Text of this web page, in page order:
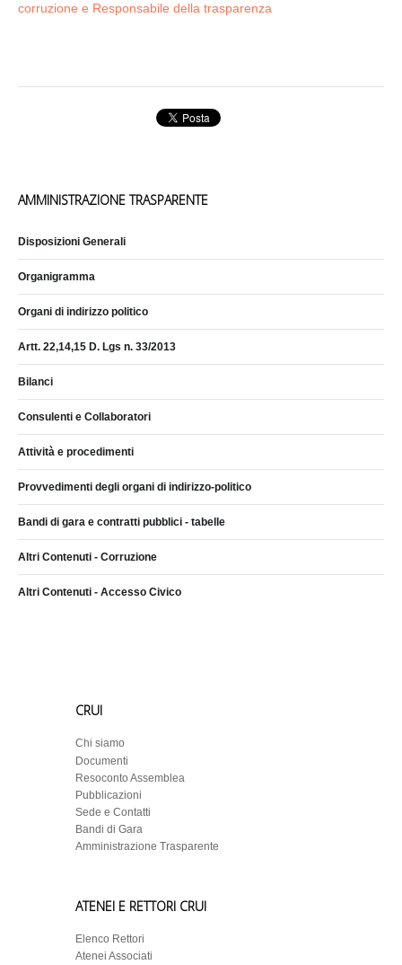
corruzione e Responsabile della trasparenza
AMMINISTRAZIONE TRASPARENTE
Disposizioni Generali
Organigramma
Organi di indirizzo politico
Artt. 22,14,15 D. Lgs n. 33/2013
Bilanci
Consulenti e Collaboratori
Attività e procedimenti
Provvedimenti degli organi di indirizzo-politico
Bandi di gara e contratti pubblici - tabelle
Altri Contenuti - Corruzione
Altri Contenuti - Accesso Civico
CRUI
Chi siamo
Documenti
Resoconto Assemblea
Pubblicazioni
Sede e Contatti
Bandi di Gara
Amministrazione Trasparente
ATENEI E RETTORI CRUI
Elenco Rettori
Atenei Associati